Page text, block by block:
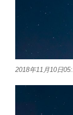
2018年11月10日